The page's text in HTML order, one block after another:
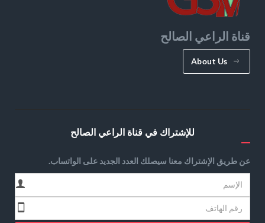
قناة الراعي الصالح
About Us
للإشتراك في قناة الراعي الصالح
عن طريق الإشتراك معنا سيصلك العدد الجديد على الواتساب.